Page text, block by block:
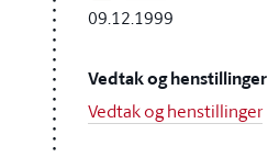
09.12.1999
Vedtak og henstillinger
Vedtak og henstillinger